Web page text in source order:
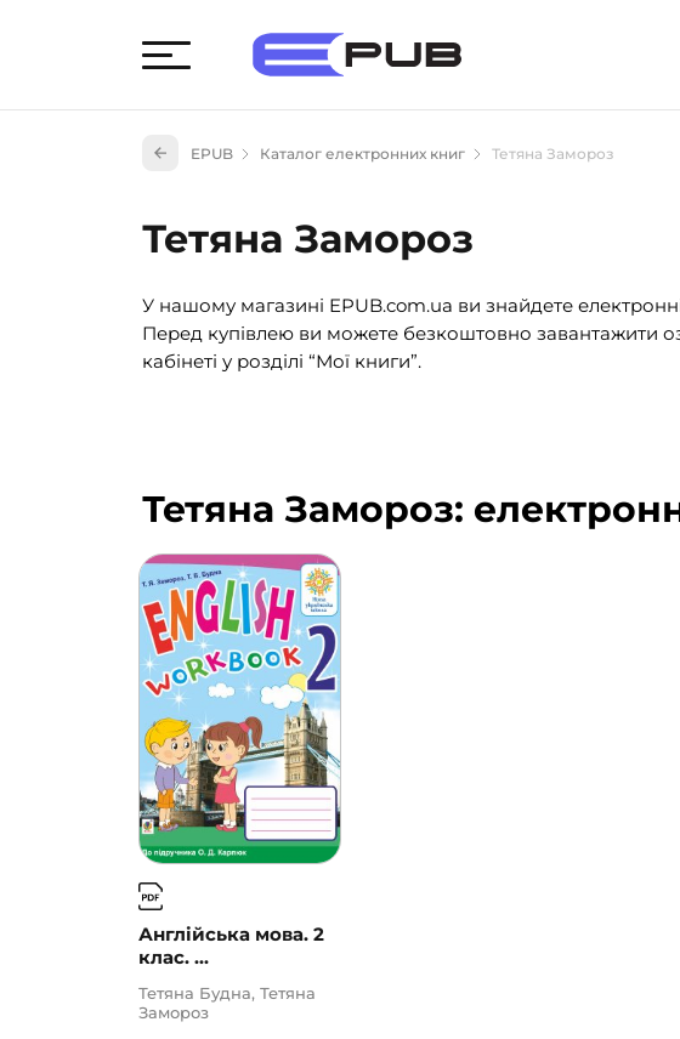
Художня література
(527)
EPUB Каталог електронних книг Тетяна Замороз
Тетяна Замороз
У нашому магазині EPUB.com.ua ви знайдете
Перед купівлею ви можете безкоштовно завантажити
кабінеті у розділі “Мої книги”.
Тетяна Замороз:
Англійська мова. 2
клас. ...
Тетяна Будна, Тетяна
Замороз